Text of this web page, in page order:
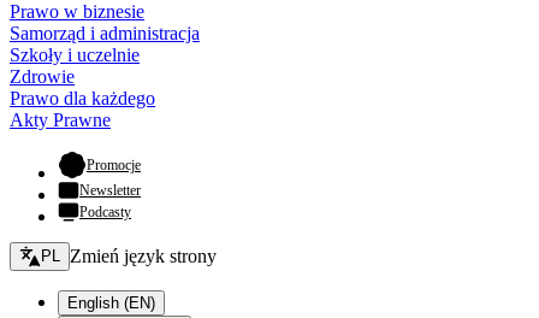
Prawo w biznesie
Samorząd i administracja
Szkoły i uczelnie
Zdrowie
Prawo dla każdego
Akty Prawne
Promocje- otwiera się w nowej karcie
Newsletter
Podcasty
Zmień język - bieżący:
PL Zmień język strony
English (EN)